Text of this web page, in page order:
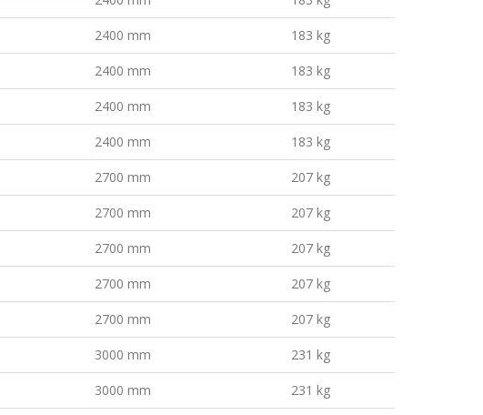
2400 mm 183 kg
2400 mm 183 kg
2400 mm 183 kg
2400 mm 183 kg
2700 mm 207 kg
2700 mm 207 kg
2700 mm 207 kg
2700 mm 207 kg
2700 mm 207 kg
3000 mm 231 kg
3000 mm 231 kg